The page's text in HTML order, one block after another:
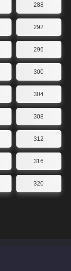
288
292
296
300
304
308
312
316
320